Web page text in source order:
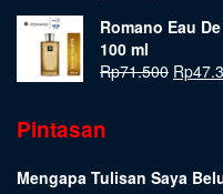
Romano Eau
100 ml
Rp71.500 Rp
Pintasan
Mengapa Tulisan Saya